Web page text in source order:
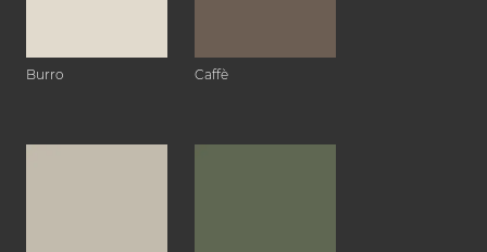
Burro Caffè